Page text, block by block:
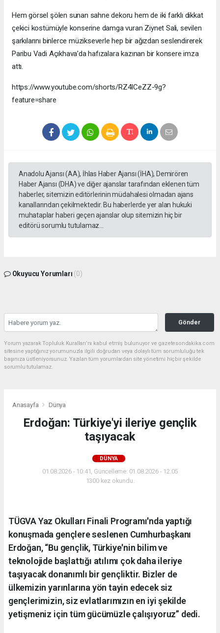
Hem görsel şölen sunan sahne dekoru hem de iki farklı dikkat
çekici kostümüyle konserine damga vuran Ziynet Sali, sevilen
şarkılarını binlerce müzikseverle hep bir ağızdan seslendirerek
Paribu Vadi Açıkhava’da hafızalara kazınan bir konsere imza
attı.
https://www.youtube.com/shorts/RZ4ICeZZ-9g?
feature=share
Anadolu Ajansı (AA), İhlas Haber Ajansı (İHA), Demirören
Haber Ajansı (DHA) ve diğer ajanslar tarafından eklenen tüm
haberler, sitemizin editörlerinin müdahalesi olmadan ajans
kanallarından çekilmektedir. Bu haberlerde yer alan hukuki
muhataplar haberi geçen ajanslar olup sitemizin hiç bir
editörü sorumlu tutulamaz...
Okuyucu Yorumları (0)
Gönder
Yorum yazarak Topluluk Kuralları’nı kabul etmiş bulunuyor ve gazetesondakika.com
sitesine yaptığınız yorumunuzla ilgili doğrudan veya dolaylı tüm sorumluluğu tek
başınıza üstleniyorsunuz. Yazılan tüm yorumlardan site yönetimi hiçbir şekilde
sorumlu tutulamaz.
Anasayfa Dünya
Erdoğan: Türkiye'yi ileriye gençlik
taşıyacak
DÜNYA
01.08.2026 - 10:41, Güncelleme: 01.08.2026 - 12:05
1300 kez okundu.
TÜGVA Yaz Okulları Finali Programı'nda yaptığı
konuşmada gençlere seslenen Cumhurbaşkanı
Erdoğan, “Bu gençlik, Türkiye'nin bilim ve
teknolojide başlattığı atılımı çok daha ileriye
taşıyacak donanımlı bir gençliktir. Bizler de
ülkemizin yarınlarına yön tayin edecek siz
gençlerimizin, siz evlatlarımızın en iyi şekilde
yetişmeniz için tüm gücümüzle çalışıyoruz” dedi.